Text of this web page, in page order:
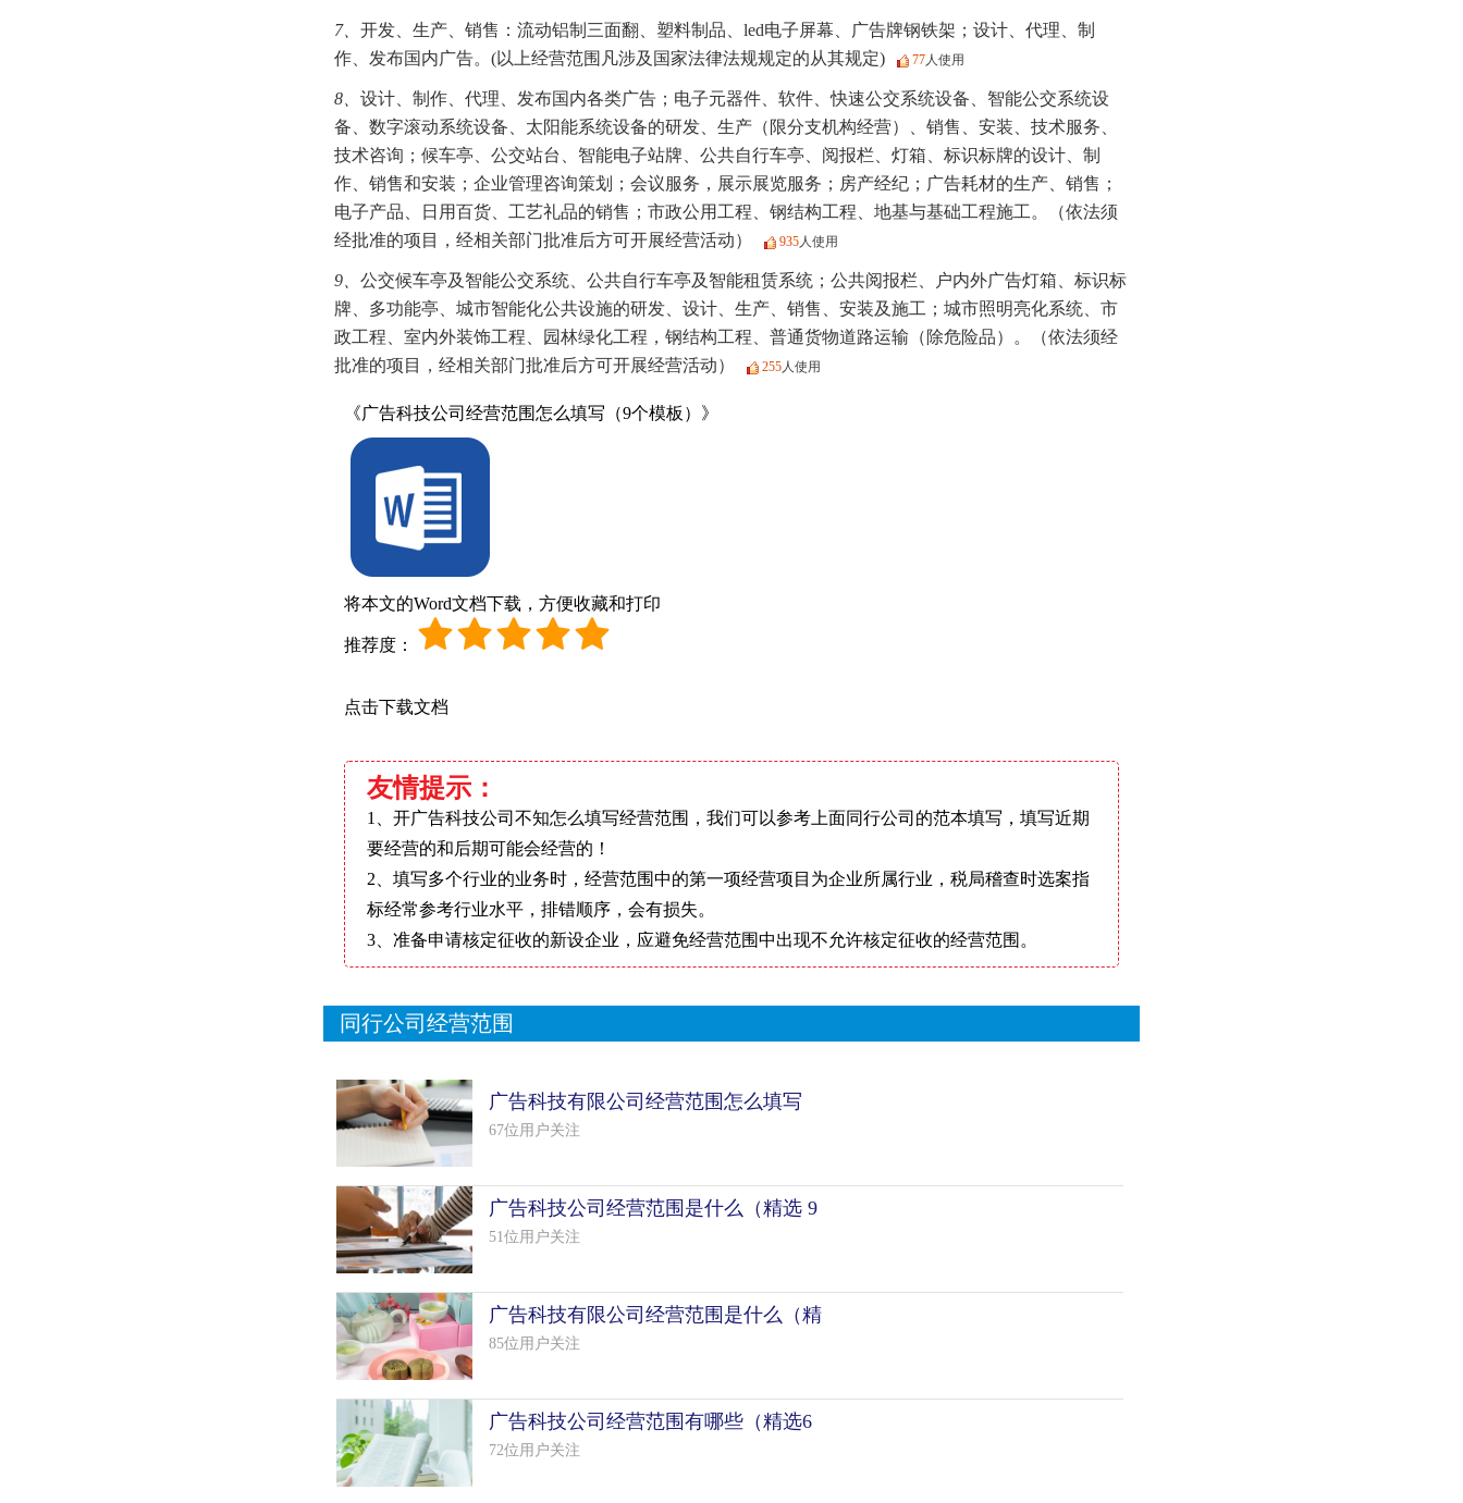
7、 开发、生产、销售：流动铝制三面翻、塑料制品、led电子屏幕、广告牌钢铁架；设计、代理、制
作、发布国内广告。(以上经营范围凡涉及国家法律法规规定的从其规定)
77 人使用
8、 设计、制作、代理、发布国内各类广告；电子元器件、软件、快速公交系统设备、智能公交系统设
备、数字滚动系统设备、太阳能系统设备的研发、生产（限分支机构经营）、销售、安装、技术服务、
技术咨询；候车亭、公交站台、智能电子站牌、公共自行车亭、阅报栏、灯箱、标识标牌的设计、制
作、销售和安装；企业管理咨询策划；会议服务，展示展览服务；房产经纪；广告耗材的生产、销售；
电子产品、日用百货、工艺礼品的销售；市政公用工程、钢结构工程、地基与基础工程施工。（依法须
经批准的项目，经相关部门批准后方可开展经营活动）
935 人使用
9、 公交候车亭及智能公交系统、公共自行车亭及智能租赁系统；公共阅报栏、户内外广告灯箱、标识标
牌、多功能亭、城市智能化公共设施的研发、设计、生产、销售、安装及施工；城市照明亮化系统、市
政工程、室内外装饰工程、园林绿化工程，钢结构工程、普通货物道路运输（除危险品）。（依法须经
批准的项目，经相关部门批准后方可开展经营活动）
255 人使用
《广告科技公司经营范围怎么填写（9个模板）》
将本文的Word文档下载，方便收藏和打印
推荐度：
点击下载文档
友情提示：
1、开广告科技公司不知怎么填写经营范围，我们可以参考上面同行公司的范本填写，填写近期
要经营的和后期可能会经营的！
2、填写多个行业的业务时，经营范围中的第一项经营项目为企业所属行业，税局稽查时选案指
标经常参考行业水平，排错顺序，会有损失。
3、准备申请核定征收的新设企业，应避免经营范围中出现不允许核定征收的经营范围。
同行公司经营范围
广告科技有限公司经营范围怎么填写
67位用户关注
广告科技公司经营范围是什么（精选 9
51位用户关注
广告科技有限公司经营范围是什么（精
85位用户关注
广告科技公司经营范围有哪些（精选6
72位用户关注